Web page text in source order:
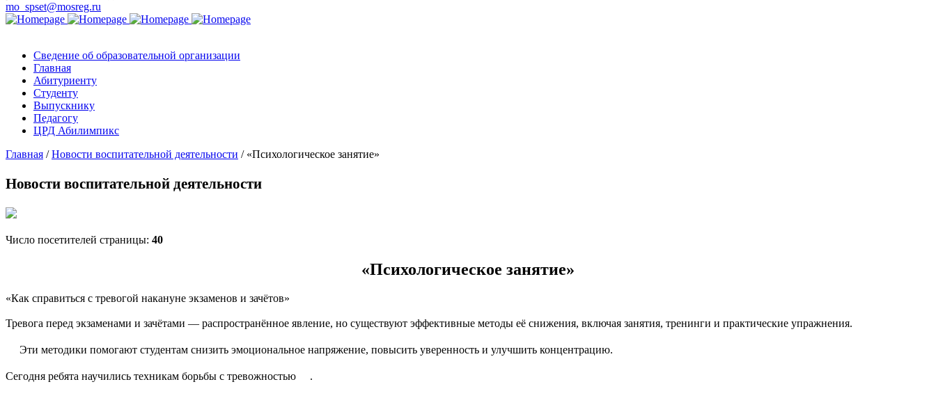
mo_spset@mosreg.ru
Сведение об образовательной организации
Главная
Абитуриенту
Студенту
Выпускнику
Педагогу
ЦРД Абилимпикс
Главная /Новости воспитательной деятельности / «Психологическое занятие»
Новости воспитательной деятельности
Число посетителей страницы: 40
«Психологическое занятие»
«Как справиться с тревогой накануне экзаменов и зачётов»
Тревога перед экзаменами и зачётами — распространённое явление, но существуют эффективные методы её снижения, включая занятия, тренинги и практические упражнения.
Эти методики помогают студентам снизить эмоциональное напряжение, повысить уверенность и улучшить концентрацию.
Сегодня ребята научились техникам борьбы с тревожностью .